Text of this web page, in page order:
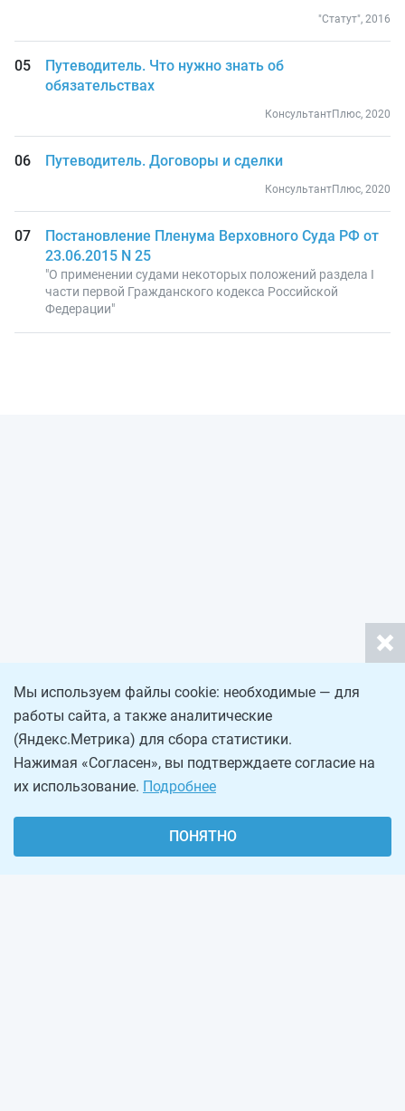
"Статут", 2016
Путеводитель. Что нужно знать об
обязательствах
КонсультантПлюс, 2020
Путеводитель. Договоры и сделки
КонсультантПлюс, 2020
Постановление Пленума Верховного Суда РФ от
23.06.2015 N 25
"О применении судами некоторых положений раздела I
части первой Гражданского кодекса Российской
Федерации"
Мы используем файлы cookie: необходимые — для
работы сайта, а также аналитические
(Яндекс.Метрика) для сбора статистики.
Нажимая «Согласен», вы подтверждаете согласие на
их использование. Подробнее
ПОНЯТНО